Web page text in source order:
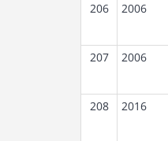
206 2006
207 2006
208 2016